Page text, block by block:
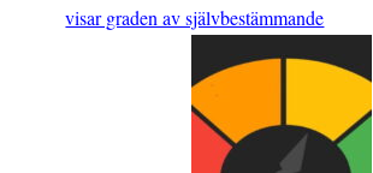
visar graden av självbestämmande